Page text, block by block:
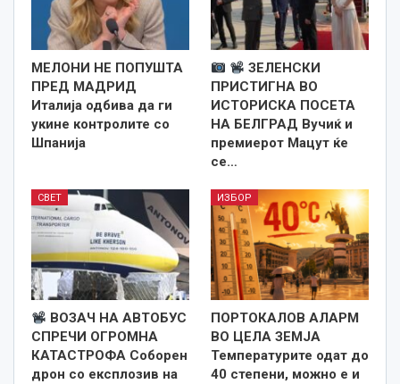
МЕЛОНИ НЕ ПОПУШТА
ПРЕД МАДРИД
Италија одбива да ги
укине контролите со
Шпанија
ЗЕЛЕНСКИ
ПРИСТИГНА ВО
ИСТОРИСКА ПОСЕТА
НА БЕЛГРАД Вучиќ и
премиерот Мацут ќе
се…
СВЕТ
ВОЗАЧ НА АВТОБУС
СПРЕЧИ ОГРОМНА
КАТАСТРОФА Соборен
дрон со експлозив на
ИЗБОР
ПОРТОКАЛОВ АЛАРМ
ВО ЦЕЛА ЗЕМЈА
Температурите одат до
40 степени, можно е и